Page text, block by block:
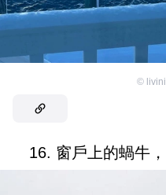
©
16. 窗戶上的蝸牛